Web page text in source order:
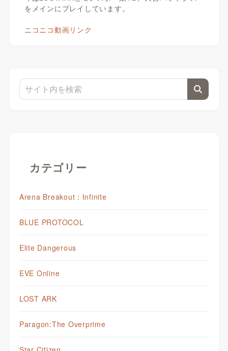
をメインにプレイしています。
ニコニコ動画リンク
カテゴリー
Arena Breakout : Infinite
BLUE PROTOCOL
Elite Dangerous
EVE Online
LOST ARK
Paragon:The Overprime